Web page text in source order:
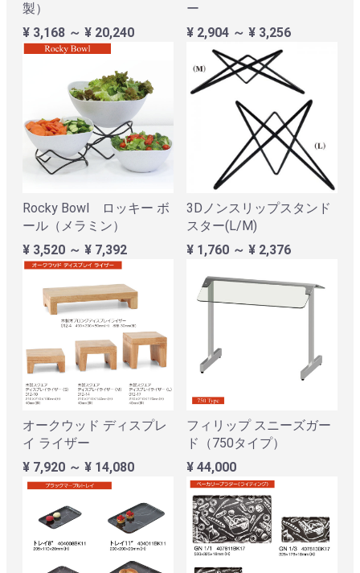
製）
¥ 3,168 ～ ¥ 20,240
ー
¥ 2,904 ～ ¥ 3,256
Rocky Bowl ロッキー ボ
ール（メラミン）
¥ 3,520 ～ ¥ 7,392
3Dノンスリップスタンド
スター(L/M)
¥ 1,760 ～ ¥ 2,376
オークウッド ディスプレ
イ ライザー
¥ 7,920 ～ ¥ 14,080
フィリップ スニーズガー
ド（750タイプ）
¥ 44,000